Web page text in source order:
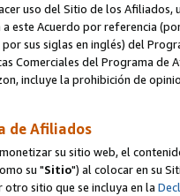
uso del Sitio de los
a este Acuerdo por referencia
sus siglas en inglés) del
Comerciales del Programa
incluye la prohibición de
de Afiliados
su sitio web, el
su "Sitio") al colocar en su
sitio que se incluya en la